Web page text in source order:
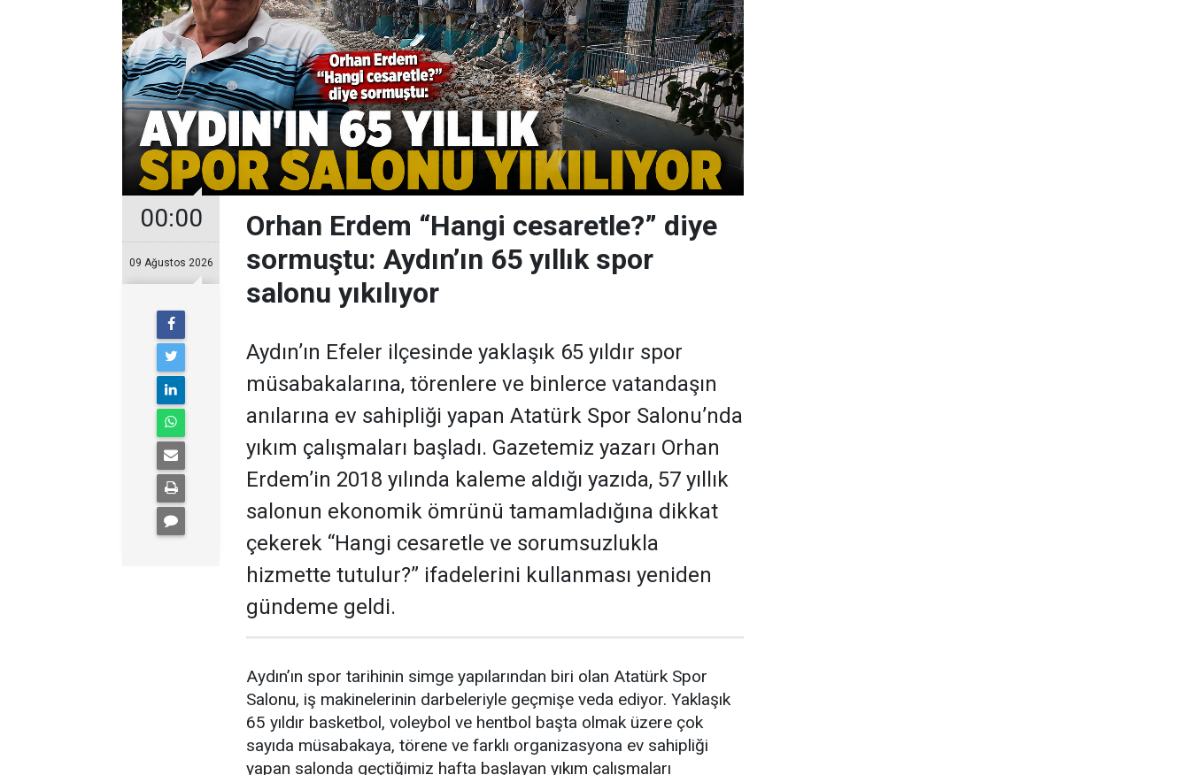
00:00
09 Ağustos 2026
Orhan Erdem “Hangi cesaretle?” diye
sormuştu: Aydın’ın 65 yıllık spor
salonu yıkılıyor
Aydın’ın Efeler ilçesinde yaklaşık 65 yıldır spor
müsabakalarına, törenlere ve binlerce vatandaşın
anılarına ev sahipliği yapan Atatürk Spor Salonu’nda
yıkım çalışmaları başladı. Gazetemiz yazarı Orhan
Erdem’in 2018 yılında kaleme aldığı yazıda, 57 yıllık
salonun ekonomik ömrünü tamamladığına dikkat
çekerek “Hangi cesaretle ve sorumsuzlukla
hizmette tutulur?” ifadelerini kullanması yeniden
gündeme geldi.
Aydın’ın spor tarihinin simge yapılarından biri olan Atatürk Spor
Salonu, iş makinelerinin darbeleriyle geçmişe veda ediyor. Yaklaşık
65 yıldır basketbol, voleybol ve hentbol başta olmak üzere çok
sayıda müsabakaya, törene ve farklı organizasyona ev sahipliği
yapan salonda geçtiğimiz hafta başlayan yıkım çalışmaları